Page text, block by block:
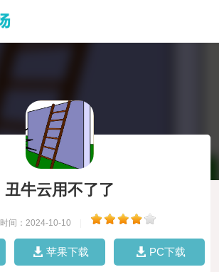
丑牛云用不了了
时间：2024-10-10
苹果下载 PC下载